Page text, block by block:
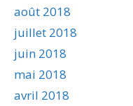
août 2018
juillet 2018
juin 2018
mai 2018
avril 2018